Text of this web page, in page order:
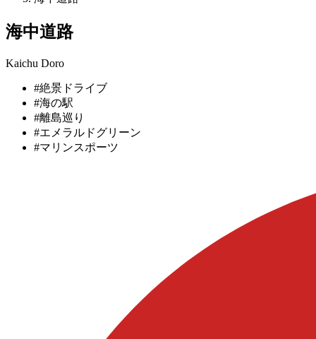
海中道路
Kaichu Doro
#絶景ドライブ
#海の駅
#離島巡り
#エメラルドグリーン
#マリンスポーツ